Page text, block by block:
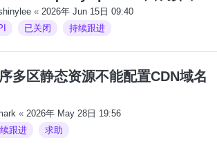
« 2026年 Jun 15日 09:40
已关闭 持续跟进
多区静态资源不能配置CDN域名
« 2026年 May 28日 19:56
跟进 求助